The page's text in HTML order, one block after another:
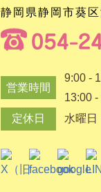
静岡県静岡市葵
営業時間
9:00 -
13:00 -
定休日
水曜日